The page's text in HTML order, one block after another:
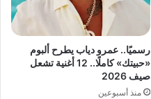
رسميًا.. عمرو دياب يطرح ألبوم
«حبيتك» كاملًا.. 12 أغنية تشعل
صيف 2026
منذ أسبوعين